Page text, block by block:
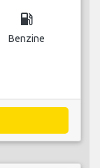
local_gas_station
Benzine